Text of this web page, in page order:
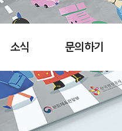
소식 문의하기